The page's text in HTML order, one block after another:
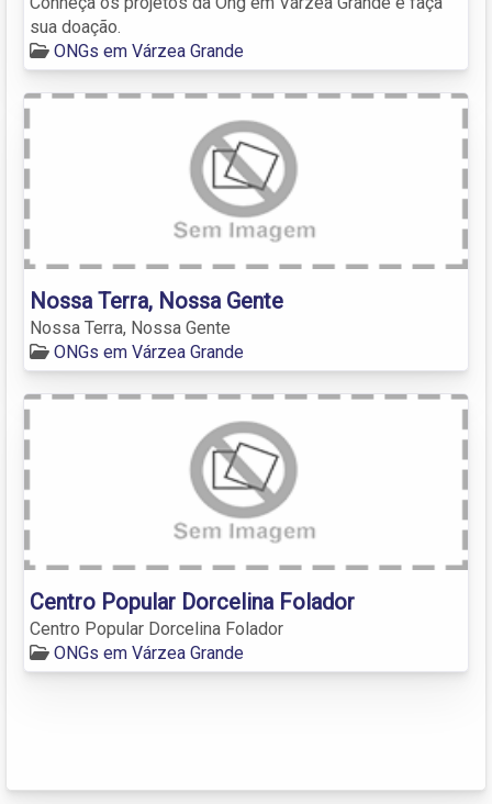
sua doação.
ONGs em Várzea Grande
Nossa Terra, Nossa Gente
Nossa Terra, Nossa Gente
ONGs em Várzea Grande
Centro Popular Dorcelina Folador
Centro Popular Dorcelina Folador
ONGs em Várzea Grande